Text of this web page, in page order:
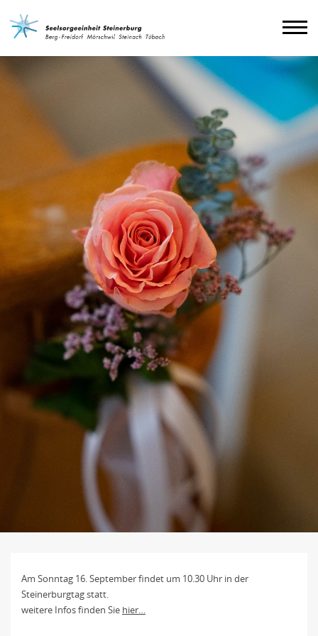
Agenda
Impressum
Am Sonntag 16. September findet um 10.30 Uhr in der
Steinerburgtag statt.
weitere Infos finden Sie hier…